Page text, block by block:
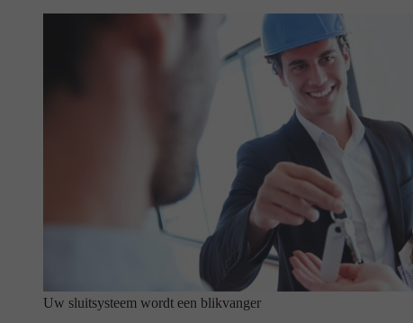
Uw sluitsysteem wordt een blikvanger